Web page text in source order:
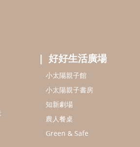
好好生活廣場
小太陽親子館
小太陽親子書房
知新劇場
農人餐桌
Green & Safe